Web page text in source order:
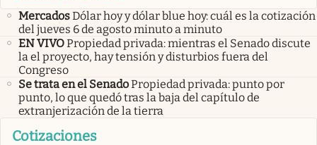
MercadosDólar hoy y dólar blue hoy: cuál es la cotización
del jueves 6 de agosto minuto a minuto
EN VIVOPropiedad privada: mientras el Senado discute
la el proyecto, hay tensión y disturbios fuera del
Congreso
Se trata en el SenadoPropiedad privada: punto por
punto, lo que quedó tras la baja del capítulo de
extranjerización de la tierra
Cotizaciones